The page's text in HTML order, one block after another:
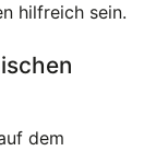
hilfreich sein.
dem